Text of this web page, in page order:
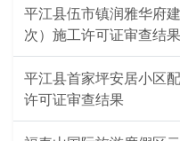
平江县伍市镇润雅华府
次）施工许可证审查结果
平江县首家坪安居小区
许可证审查结果